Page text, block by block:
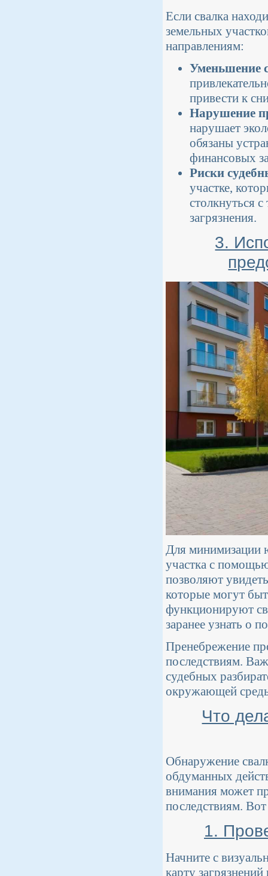
Если свалка
земельных
направлениям:
Уменьшение
привести к
Нарушение
нарушает
обязаны
финансовых
Риски
участке,
столкнуться
загрязнения.
3.
Для минимизации
участка с
позволяют
которые могут
функционируют
заранее узнать о
Пренебрежение
последствиям.
судебных
окружающей
Что
Обнаружение
обдуманных
внимания может
последствиям.
1.
Начните с
карту